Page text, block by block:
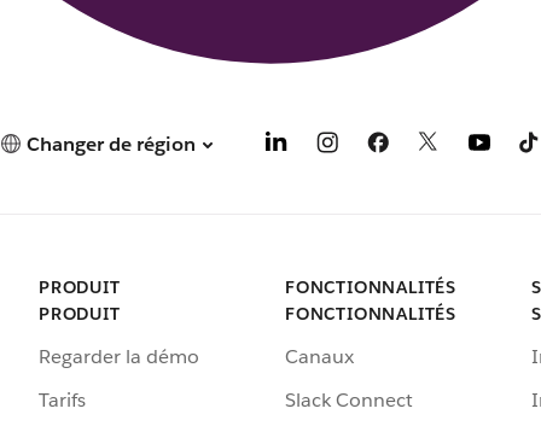
Changer de région
PRODUIT
PRODUIT
Regarder la démo
Tarifs
FONCTIONNALITÉS
FONCTIONNALITÉS
Canaux
Slack Connect